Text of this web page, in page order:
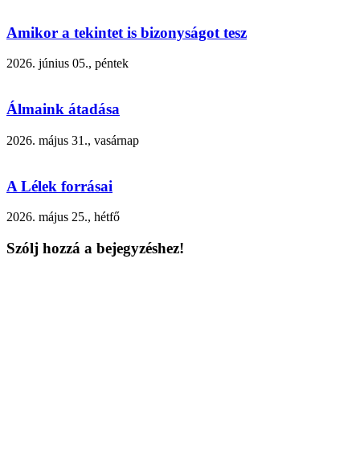
Amikor a tekintet is bizonyságot tesz
2026. június 05., péntek
Álmaink átadása
2026. május 31., vasárnap
A Lélek forrásai
2026. május 25., hétfő
Szólj hozzá a bejegyzéshez!